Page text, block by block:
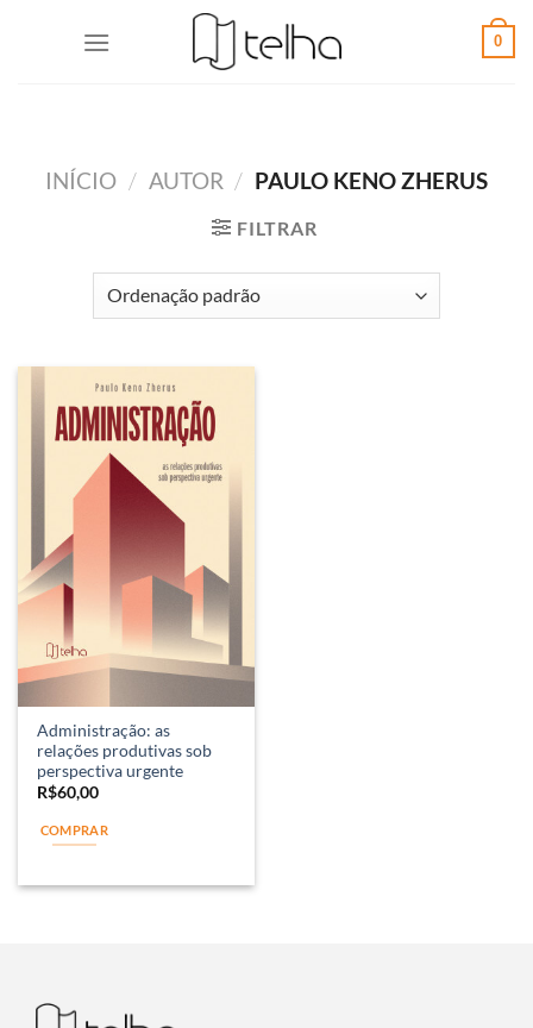
0
INÍCIO / AUTOR / PAULO KENO ZHERUS
FILTRAR
Administração: as
relações produtivas sob
perspectiva urgente
R$60,00
COMPRAR